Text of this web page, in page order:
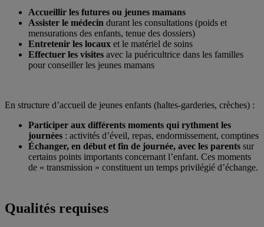
Accueillir les futures ou jeunes mamans
Assister le médecin durant les consultations (poids et
mensurations des enfants, tenue des dossiers)
Entretenir les locaux et le matériel de soins
Effectuer les visites avec la puéricultrice dans les familles
pour conseiller les jeunes mamans
En structure d’accueil de jeunes enfants (haltes-garderies, crèches) :
Participer aux différents moments qui rythment les
journées : activités d’éveil, repas, endormissement, comptines
Échanger, en début et fin de journée, avec les parents sur
certains points importants concernant l’enfant. Ces moments
de « transmission » constituent un temps privilégié d’échange.
Qualités requises